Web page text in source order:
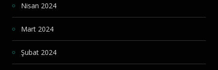
Nisan 2024
Mart 2024
Şubat 2024